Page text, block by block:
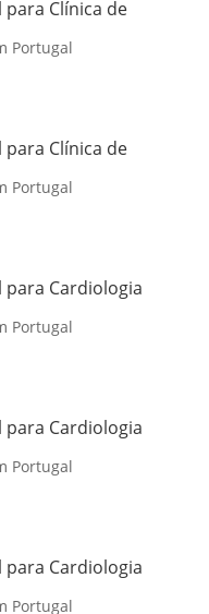
Clínica de
Portugal
Clínica de
Portugal
Cardiologia
Portugal
Cardiologia
Portugal
Cardiologia
Portugal